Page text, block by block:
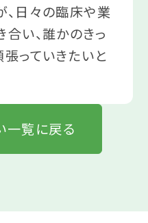
日々の臨床や業
い、誰かのきっ
っていきたいと
一覧に戻る